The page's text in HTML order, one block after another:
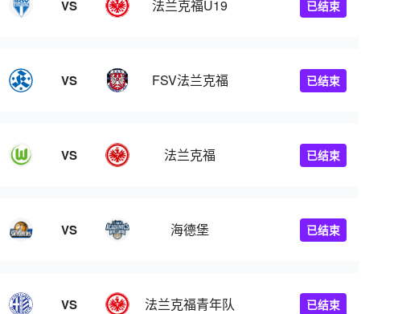
VS 法兰克福U19 已结束
VS FSV法兰克福 已结束
VS 法兰克福 已结束
VS 海德堡 已结束
VS 法兰克福青年队 已结束